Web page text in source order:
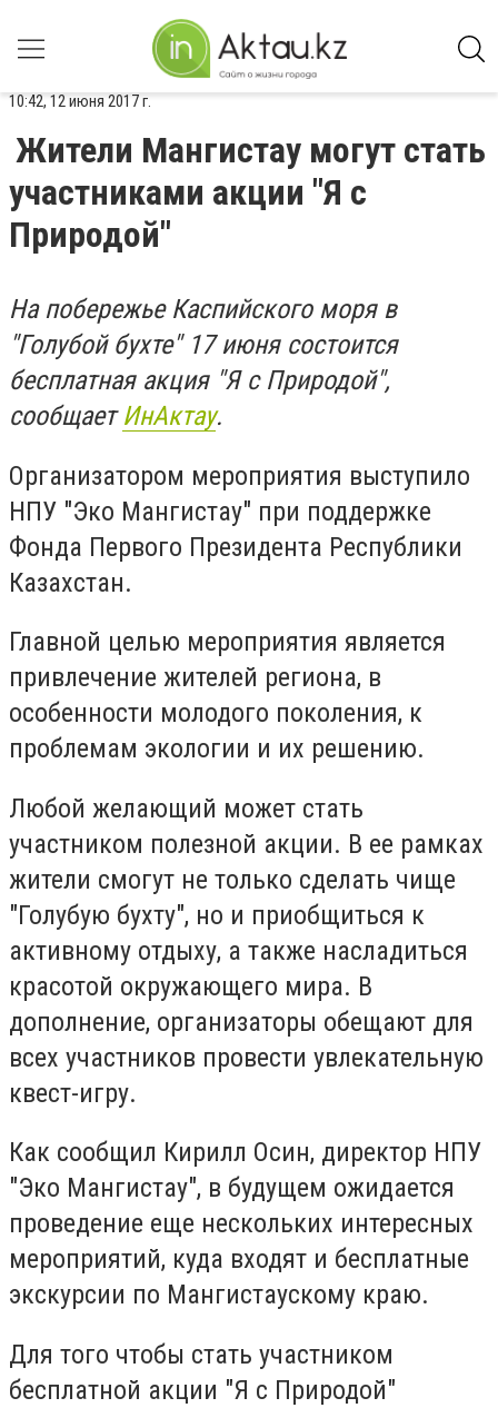
10:42, 12 июня 2017 г.
Жители Мангистау могут стать
участниками акции "Я с
Природой"
На побережье Каспийского моря в
"Голубой бухте" 17 июня состоится
бесплатная акция "Я с Природой",
сообщаетИнАктау.
Организатором мероприятия выступило
НПУ "Эко Мангистау" при поддержке
Фонда Первого Президента Республики
Казахстан.
Главной целью мероприятия является
привлечение жителей региона, в
особенности молодого поколения, к
проблемам экологии и их решению.
Любой желающий может стать
участником полезной акции. В ее рамках
жители смогут не только сделать чище
"Голубую бухту", но и приобщиться к
активному отдыху, а также насладиться
красотой окружающего мира. В
дополнение, организаторы обещают для
всех участников провести увлекательную
квест-игру.
Как сообщил Кирилл Осин, директор НПУ
"Эко Мангистау", в будущем ожидается
проведение еще нескольких интересных
мероприятий, куда входят и бесплатные
экскурсии по Мангистаускому краю.
Для того чтобы стать участником
бесплатной акции "Я с Природой"